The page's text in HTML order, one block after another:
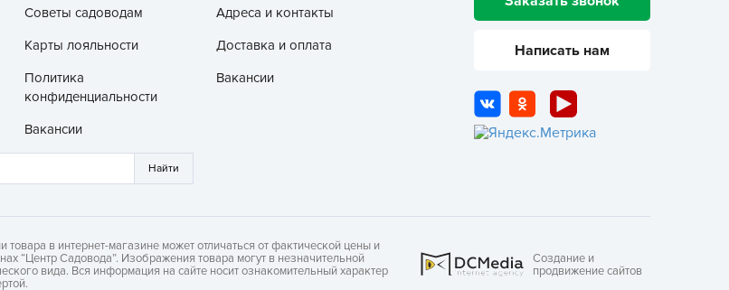
Аяском
байкал
Банные штучки
Советы садоводам
Карты лояльности
Политика
конфиденциальности
Вакансии
Адреса и контакты
Доставка и оплата
Вакансии
Написать нам
в интернет-магазине может отличаться от фактической цены и
“Центр Садовода”. Изображения товара могут в незначительной
вида. Вся информация на сайте носит ознакомительный характер
Создание и
продвижение сайтов